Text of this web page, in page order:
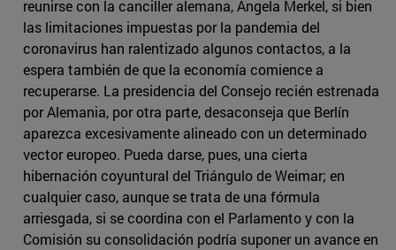
reunirse con la canciller alemana, Angela Merkel, si bien
las limitaciones impuestas por la pandemia del
coronavirus han ralentizado algunos contactos, a la
espera también de que la economía comience a
recuperarse. La presidencia del Consejo recién estrenada
por Alemania, por otra parte, desaconseja que Berlín
aparezca excesivamente alineado con un determinado
vector europeo. Pueda darse, pues, una cierta
hibernación coyuntural del Triángulo de Weimar; en
cualquier caso, aunque se trata de una fórmula
arriesgada, si se coordina con el Parlamento y con la
Comisión su consolidación podría suponer un avance en